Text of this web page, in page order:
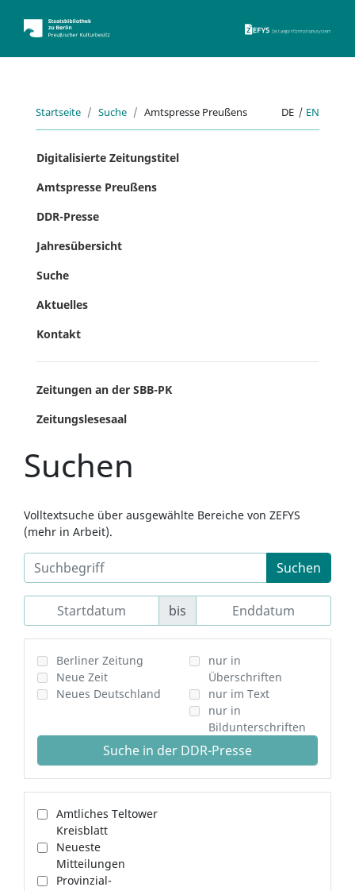
Startseite Suche Amtspresse Preußens DE | EN
Digitalisierte Zeitungstitel
Amtspresse Preußens
DDR-Presse
Jahresübersicht
Suche
Aktuelles
Kontakt
Zeitungen an der SBB-PK
Zeitungslesesaal
Suchen
Volltextsuche über ausgewählte Bereiche von ZEFYS
(mehr in Arbeit).
Suchen
bis
Berliner Zeitung
Neue Zeit
Neues Deutschland
nur in
Überschriften
nur im Text
nur in
Bildunterschriften
Suche in der DDR-Presse
Amtliches Teltower
Kreisblatt
Neueste
Mitteilungen
Provinzial-